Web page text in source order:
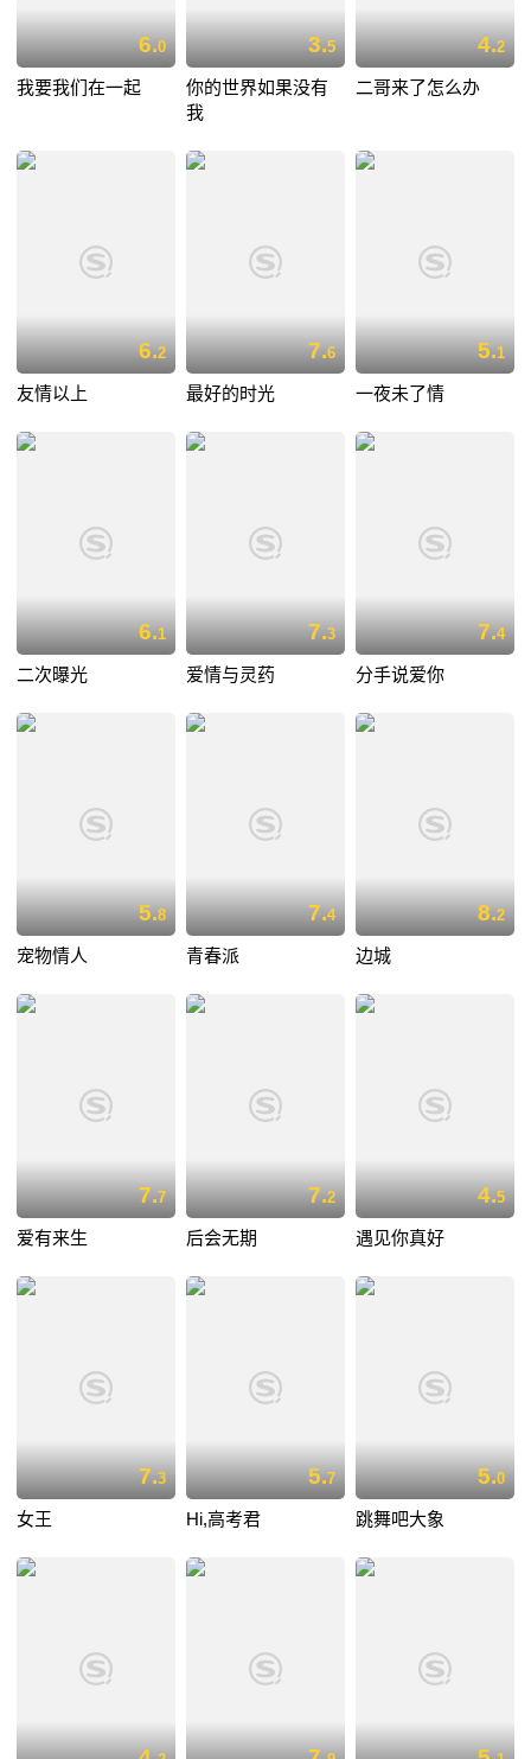
6.0
我要我们在一起
3.5
你的世界如果没有
我
4.2
二哥来了怎么办
6.2
友情以上
7.6
最好的时光
5.1
一夜未了情
6.1
二次曝光
7.3
爱情与灵药
7.4
分手说爱你
5.8
宠物情人
7.4
青春派
8.2
边城
7.7
爱有来生
7.2
后会无期
4.5
遇见你真好
7.3
女王
5.7
Hi,高考君
5.0
跳舞吧大象